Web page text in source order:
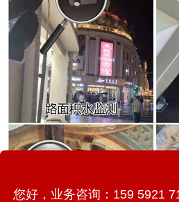
您好，业务咨询：159 5921